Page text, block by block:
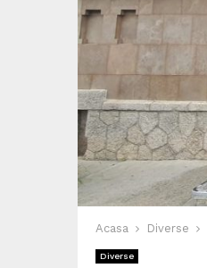
Acasa Diverse
Diverse